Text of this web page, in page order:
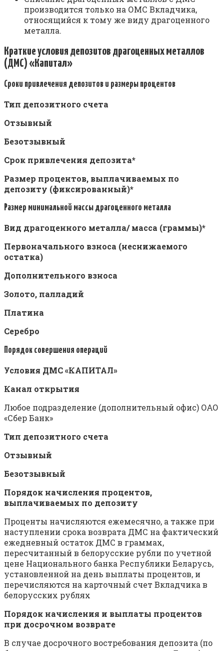
производится только на ОМС Вкладчика,
относящийся к тому же виду драгоценного
металла.
Краткие условия депозитов драгоценных металлов
(ДМС) «Капитал»
Сроки привлечения депозитов и размеры процентов
Тип депозитного счета
Отзывный
Безотзывный
Срок привлечения депозита*
Размер процентов, выплачиваемых по
депозиту (фиксированный)*
Размер минимальной массы драгоценного металла
Вид драгоценного металла/ масса (граммы)*
Первоначального взноса (неснижаемого
остатка)
Дополнительного взноса
Золото, палладий
Платина
Серебро
Порядок совершения операций
Условия ДМС «КАПИТАЛ»
Канал открытия
Любое подразделение (дополнительный офис) ОАО
«Сбер Банк»
Тип депозитного счета
Отзывный
Безотзывный
Порядок начисления процентов,
выплачиваемых по депозиту
Проценты начисляются ежемесячно, а также при
наступлении срока возврата ДМС на фактический
ежедневный остаток ДМС в граммах,
пересчитанный в белорусские рубли по учетной
цене Национального банка Республики Беларусь,
установленной на день выплаты процентов, и
перечисляются на карточный счет Вкладчика в
белорусских рублях
Порядок начисления и выплаты процентов
при досрочном возврате
В случае досрочного востребования депозита (по